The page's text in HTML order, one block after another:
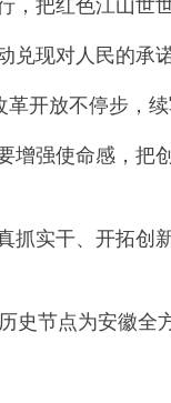
现对人民的承诺
开放不停步，续
增强使命感，把
实干、开拓创
节点为安徽全